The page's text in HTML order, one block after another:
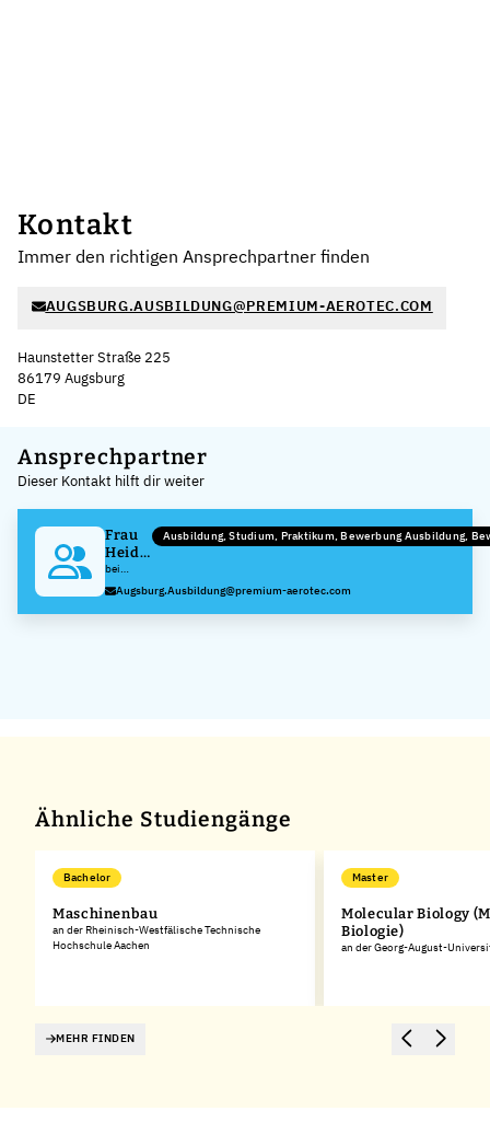
Kontakt
Immer den richtigen Ansprechpartner finden
AUGSBURG.AUSBILDUNG@PREMIUM-AEROTEC.COM
Haunstetter Straße 225
86179 Augsburg
DE
+
−
Ansprechpartner
Dieser Kontakt hilft dir weiter
Frau
Heidi
Mayer
bei
AEROTEC
GmbH
Ausbildung, Studium, Praktikum, Bewerbung Ausbildung,
Augsburg.Ausbildung@premium-aerotec.com
Ähnliche Studiengänge
Bachelor
Maschinenbau
an der Rheinisch-Westfälische Technische
Hochschule Aachen
Master
Molecular Biology
Biologie)
an der Georg-August-
MEHR FINDEN